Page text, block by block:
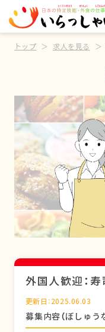
トップ 求人を見る
外国人歓迎：
更新日：2025.06.03
募集内容（ぼしゅう